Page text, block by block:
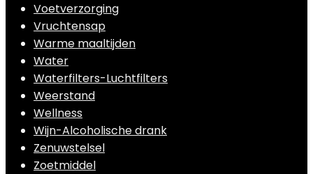
Voetverzorging
Vruchtensap
Warme maaltijden
Water
Waterfilters-Luchtfilters
Weerstand
Wellness
Wijn-Alcoholische drank
Zenuwstelsel
Zoetmiddel